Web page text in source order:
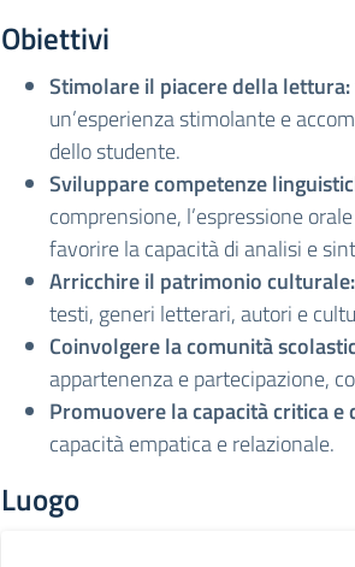
Obiettivi
Stimolare il piacere della lettura:
un’esperienza stimolante e
dello studente.
Sviluppare competenze
comprensione, l’espressione
favorire la capacità di analisi e
Arricchire il patrimonio culturale:
testi, generi letterari, autori e
Coinvolgere la comunità
appartenenza e partecipazione,
Promuovere la capacità critica e
capacità empatica e relazionale.
Luogo